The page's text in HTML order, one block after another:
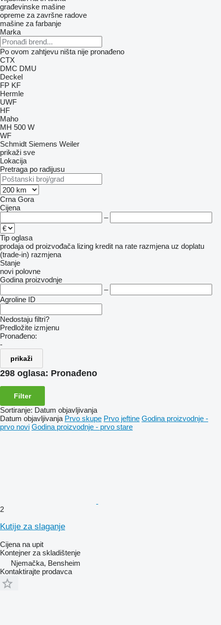
građevinske mašine
opreme za završne radove
mašine za farbanje
Marka
Po ovom zahtjevu ništa nije pronađeno
CTX
DMC DMU
Deckel
FP KF
Hermle
UWF
HF
Maho
MH 500 W
WF
Schmidt Siemens Weiler
prikaži sve
Lokacija
Pretraga po radijusu
Crna Gora
Cijena
–
Tip oglasa
prodaja od proizvođača lizing kredit na rate razmjena uz doplatu
(trade-in) razmjena
Stanje
novi polovne
Godina proizvodnje
–
Agroline ID
Nedostaju filtri?
Predložite izmjenu
Pronađeno:
-
prikaži
298 oglasa: Pronađeno
Filter
Sortiranje: Datum objavljivanja
Datum objavljivanja Prvo skupe Prvo jeftine Godina proizvodnje -
prvo novi Godina proizvodnje - prvo stare
2
Kutije za slaganje
Cijena na upit
Kontejner za skladištenje
Njemačka, Bensheim
Kontaktirajte prodavca